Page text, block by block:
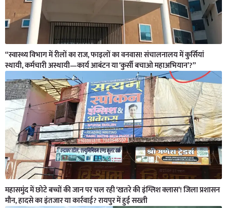
“स्वास्थ्य विभाग में रीलों का राज, फाइलों का वनवास! संचालनालय में कुर्सियां
स्थायी, कर्मचारी अस्थायी—कार्य आबंटन या ‘कुर्सी बचाओ महाअभियान’?”
महासमुंद में छोटे बच्चों की जान पर चल रही ‘खतरे की इंग्लिश क्लास’! जिला प्रशासन
मौन, हादसे का इंतजार या कार्रवाई? रायपुर में हुई सख्ती